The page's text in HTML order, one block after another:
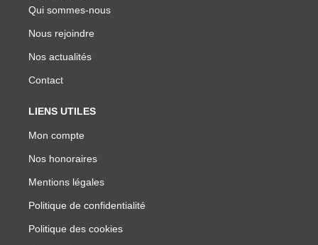
Qui sommes-nous
Nous rejoindre
Nos actualités
Contact
LIENS UTILES
Mon compte
Nos honoraires
Mentions légales
Politique de confidentialité
Politique des cookies